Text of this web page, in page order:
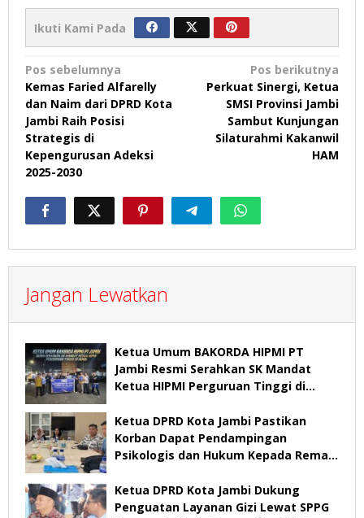
Ikuti Kami Pada
Navigasi
pos
Pos sebelumnya
Kemas Faried Alfarelly
dan Naim dari DPRD Kota
Jambi Raih Posisi
Strategis di
Kepengurusan Adeksi
2025-2030
Pos berikutnya
Perkuat Sinergi, Ketua
SMSI Provinsi Jambi
Sambut Kunjungan
Silaturahmi Kakanwil
HAM
Jangan Lewatkan
Ketua Umum BAKORDA HIPMI PT
Jambi Resmi Serahkan SK Mandat
Ketua HIPMI Perguruan Tinggi di
Ketua DPRD Kota Jambi Pastikan
Korban Dapat Pendampingan
Psikologis dan Hukum Kepada Remaja
Ketua DPRD Kota Jambi Dukung
Penguatan Layanan Gizi Lewat SPPG